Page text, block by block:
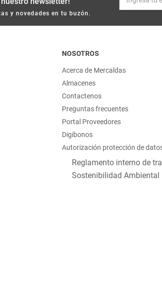
y novedades en tu buzón.
NOSOTROS
Acerca de Mercaldas
Almacenes
Contactenos
Preguntas frecuentes
Portal Proveedores
Digibonos
Autorización protección de
Reglamento interno de
Sostenibilidad Ambiental